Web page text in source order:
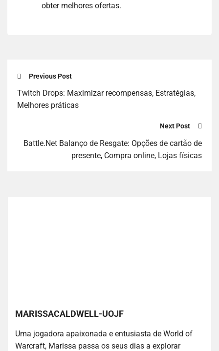
obter melhores ofertas.
Previous Post
Twitch Drops: Maximizar recompensas, Estratégias,
Melhores práticas
Next Post
Battle.Net Balanço de Resgate: Opções de cartão de
presente, Compra online, Lojas físicas
MARISSACALDWELL-UOJF
Uma jogadora apaixonada e entusiasta de World of
Warcraft, Marissa passa os seus dias a explorar